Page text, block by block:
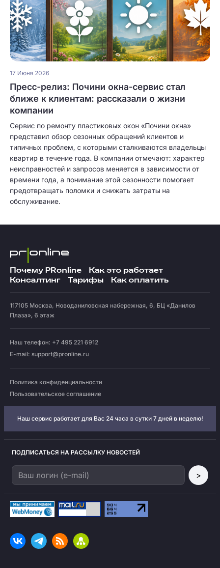
17 Июня 2026
Пресс-релиз: Почини окна-сервис стал
ближе к клиентам: рассказали о жизни
компании
Сервис по ремонту пластиковых окон «Почини окна»
представил обзор сезонных обращений клиентов и
типичных проблем, с которыми сталкиваются владельцы
квартир в течение года. В компании отмечают: характер
неисправностей и запросов меняется в зависимости от
времени года, а понимание этой сезонности помогает
предотвращать поломки и снижать затраты на
обслуживание.
Почему PRonline
Как это работает
Консалтинг
Тарифы Как оплатить
117105 Москва, Новоданиловская набережная, 6, БЦ «Данилов
Плаза», 6 этаж
Наш телефон: +7 495 221 6912
E-mail: support@pronline.ru
Политика конфиденциальности
Пользовательское соглашение
Наш сервис работает для Вас 24 часа в сутки 7 дней в неделю!
ПОДПИСАТЬСЯ НА РАССЫЛКУ НОВОСТЕЙ